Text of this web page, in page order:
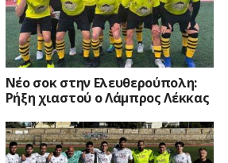
Νέο σοκ στην Ελευθερούπολη:
Ρήξη χιαστού ο Λάμπρος Λέκκας